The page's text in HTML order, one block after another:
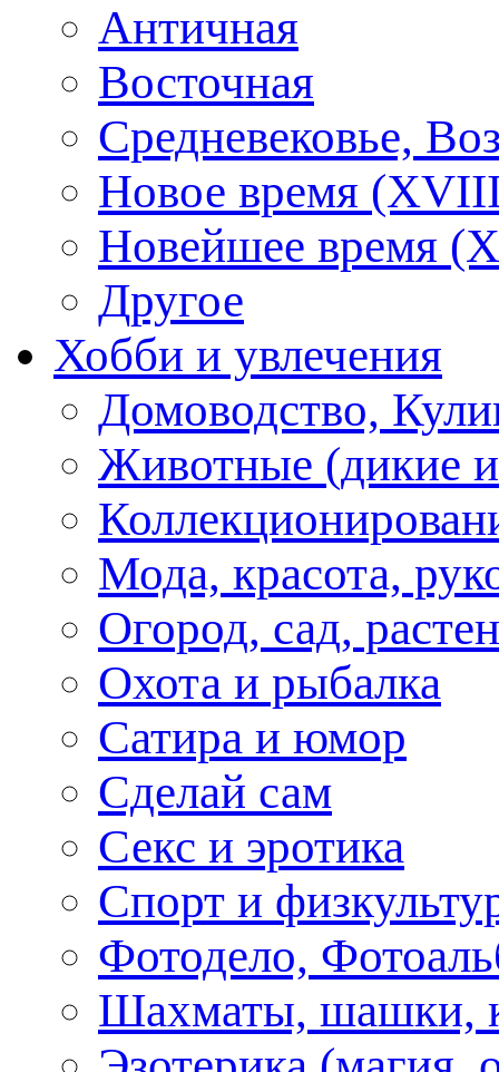
Античная
Восточная
Средневековье,
Новое время
Новейшее время
Другое
Хобби и увлечения
Домоводство,
Животные (дикие
Мода, красота,
Огород, сад,
Охота и рыбалка
Сатира и юмор
Сделай сам
Секс и эротика
Спорт и
Фотодело,
Шахматы, шашки,